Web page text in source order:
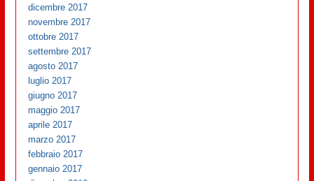
dicembre 2017
novembre 2017
ottobre 2017
settembre 2017
agosto 2017
luglio 2017
giugno 2017
maggio 2017
aprile 2017
marzo 2017
febbraio 2017
gennaio 2017